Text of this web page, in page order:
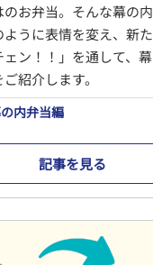
お弁当。そんな幕の
うに表情を変え、新
ン！！」を通して、
紹介します。
内弁当編
記事を見る